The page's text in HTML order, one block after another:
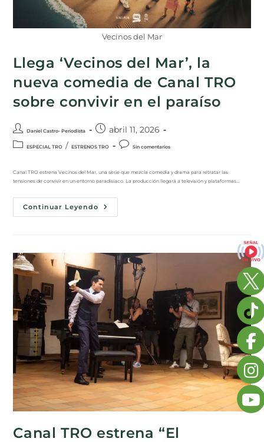
Vecinos del Mar
Llega ‘Vecinos del Mar’, la
nueva comedia de Canal TRO
sobre convivir en el paraíso
Daniel Castro- Periodista abril 11, 2026
ESPECIAL TRO / ESTRENOS TRO Sin comentarios
Canal TRO estrena Vecinos del Mar, una serie que mezcla comedia y drama para retratar las
tensiones de convivir en un entorno paradisíaco. La producción llegará a televisión y plataformas…
Continuar Leyendo
Canal TRO estrena “El